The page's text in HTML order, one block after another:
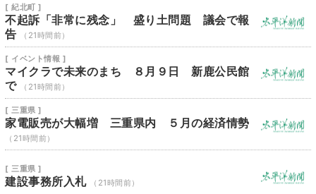
[ 紀北町 ]
不起訴「非常に残念」 盛り土問題 議会で報
告
（21時間前）
[ イベント情報 ]
マイクラで未来のまち ８月９日 新鹿公民館
で
（21時間前）
[ 三重県 ]
家電販売が大幅増 三重県内 ５月の経済情勢
（21時間前）
[ 三重県 ]
建設事務所入札 （21時間前）